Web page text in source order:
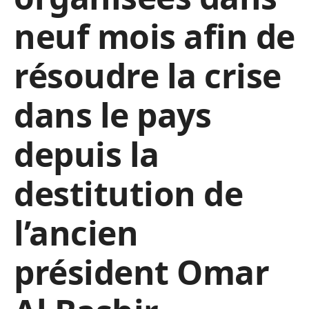
neuf mois afin de
résoudre la crise
dans le pays
depuis la
destitution de
l’ancien
président Omar